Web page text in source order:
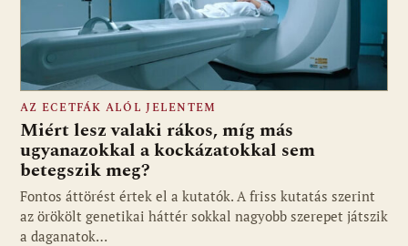
AZ ECETFÁK ALÓL JELENTEM
Miért lesz valaki rákos, míg más
ugyanazokkal a kockázatokkal sem
betegszik meg?
Fontos áttörést értek el a kutatók. A friss kutatás szerint
az örökölt genetikai háttér sokkal nagyobb szerepet játszik
a daganatok…